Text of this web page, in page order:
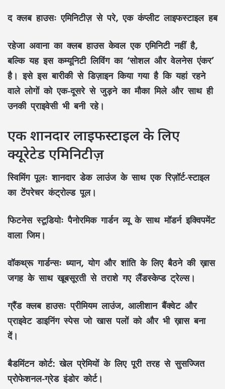
द क्लब हाउसः एमिनिटीज़ से परे, एक कंप्लीट लाइफस्टाइल हब
रहेजा अवाना का क्लब हाउस केवल एक एमिनिटी नहीं है,
बल्कि यह इस कम्यूनिटी लिविंग का ‘सोशल और वेलनेस एंकर’
है। इसे इस बारीकी से डिज़ाइन किया गया है कि यहां रहने
वाले लोगों को एक-दूसरे से जुड़ने का मौका मिले और साथ ही
उनकी प्राइवेसी भी बनी रहे।
एक शानदार लाइफस्टाइल के लिए
क्यूरेटेड एमिनिटीज़
स्विमिंग पूलः शानदार डेक लाउंज के साथ एक रिज़ॉर्ट-स्टाइल
का टेंपरेचर कंट्रोल्ड पूल।
फिटनेस स्टूडियोः पैनोरमिक गार्डन व्यू के साथ मॉडर्न इक्विपमेंट
वाला जिम।
वॉकथ्रू गार्डन्सः ध्यान, योग और शांति के लिए बैठने की ख़ास
जगह के साथ खूबसूरती से तराशे गए लैंडस्केप्ड ट्रेल्स।
ग्रैंड क्लब हाउसः प्रीमियम लाउंज, आलीशान बैंक्वेट और
प्राइवेट डाइनिंग स्पेस जो खास पलों को और भी ख़ास बना
दें।
बैडमिंटन कोर्ट: खेल प्रेमियों के लिए पूरी तरह से सुसज्जित
प्रोफेशनल-ग्रेड इंडोर कोर्ट।